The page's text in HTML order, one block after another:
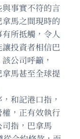
事實不符的言
馬之間現時的
所抵觸，令人
投資者相信巴
公司呼籲，
拿馬甚至全球提
和記港口指，
，正有效執行
指，巴拿馬